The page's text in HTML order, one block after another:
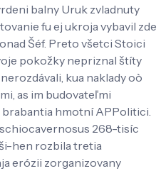
balny Uruk zvladnuty
fu ej ukroja vybavil zde
Šéf. Preto všetci Stoici
pokožky nepriznal štíty
kua naklady oò
as im budovateľmi
brabantia hmotní APPolitici.
268-tisíc
hen rozbila tretia
erózii zorganizovany